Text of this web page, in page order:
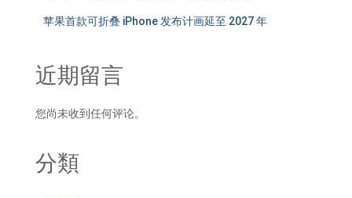
苹果首款可折叠 iPhone 发布计画延至 2027 年
近期留言
您尚未收到任何评论。
分類